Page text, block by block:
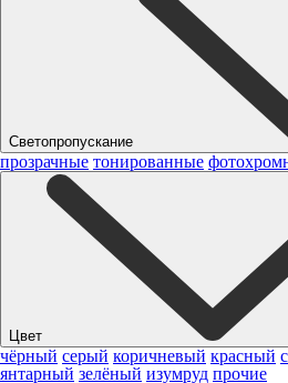
Светопропускание
прозрачные тонированные
Цвет
чёрный серый коричневый красный
янтарный зелёный изумруд прочие